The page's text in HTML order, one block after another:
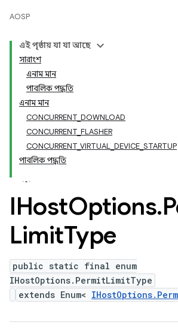
AOSP
এই পৃষ্ঠায় যা যা আছে
সারাংশ
এনাম মান
পাবলিক পদ্ধতি
এনাম মান
CONCURRENT_DOWNLOAD
CONCURRENT_FLASHER
CONCURRENT_VIRTUAL_DEVICE_STARTUP
পাবলিক পদ্ধতি
IHostOptions.
LimitType
public static final enum
IHostOptions.PermitLimitType
extends Enum<